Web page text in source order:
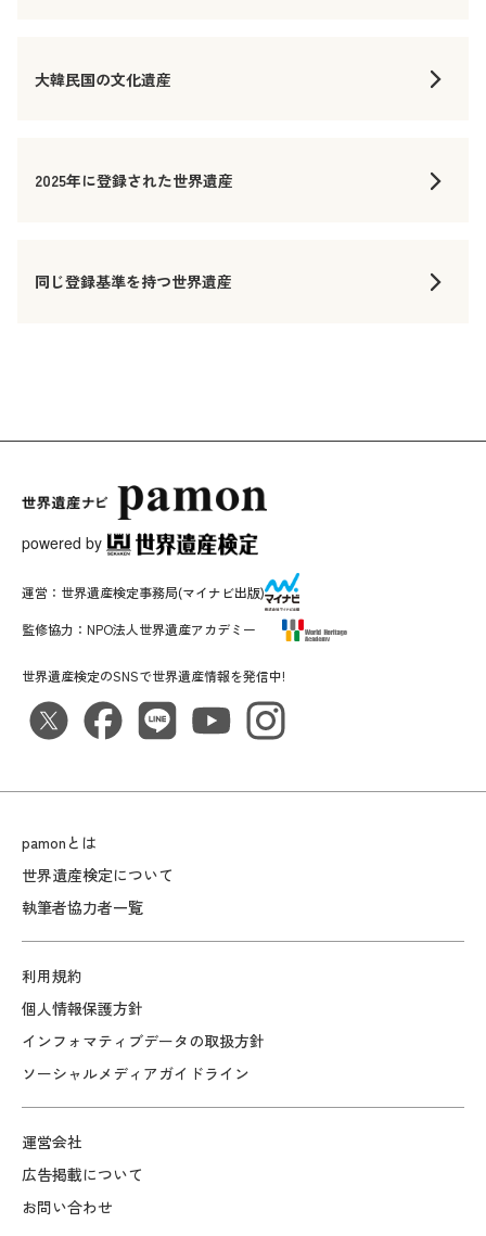
大韓民国の文化遺産
2025年に登録された世界遺産
同じ登録基準を持つ世界遺産
powered by
pamonとは
世界遺産検定について
執筆者協力者一覧
利用規約
個人情報保護方針
インフォマティブデータの取扱方針
ソーシャルメディアガイドライン
運営会社
広告掲載について
お問い合わせ
世界遺産検定のSNSで世界遺産情報を発信中!
運営： 世界遺産検定事務局(マイナビ出版)
監修協力： NPO法人世界遺産アカデミー